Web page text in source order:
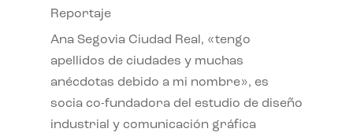
Reportaje
Ana Segovia Ciudad Real, «tengo
apellidos de ciudades y muchas
anécdotas debido a mi nombre», es
socia co-fundadora del estudio de diseño
industrial y comunicación gráfica